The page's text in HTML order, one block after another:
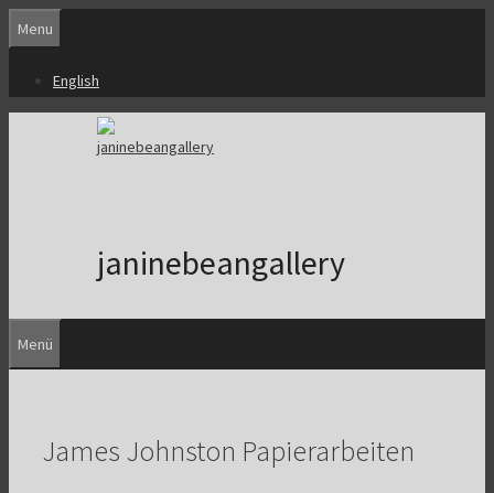
Zum
Inhalt
Menu
English
janinebeangallery
Menü
James Johnston Papierarbeiten